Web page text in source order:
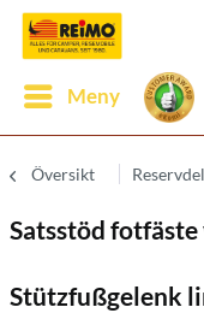
Meny
Översikt
Satsstöd
Stützfußgelenk